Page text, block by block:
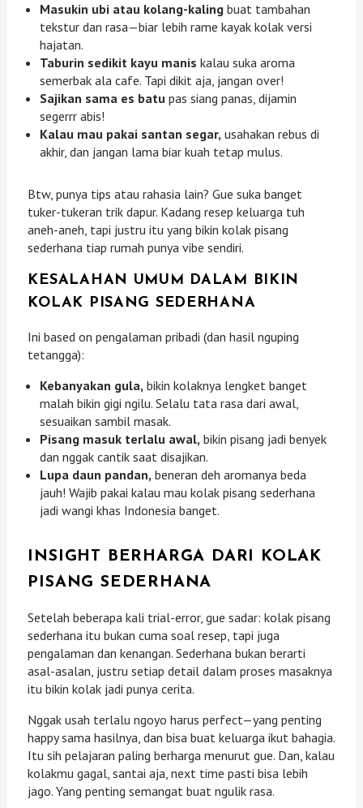
Masukin ubi atau kolang-kaling buat tambahan
tekstur dan rasa—biar lebih rame kayak kolak versi
hajatan.
Taburin sedikit kayu manis kalau suka aroma
semerbak ala cafe. Tapi dikit aja, jangan over!
Sajikan sama es batu pas siang panas, dijamin
segerrr abis!
Kalau mau pakai santan segar, usahakan rebus di
akhir, dan jangan lama biar kuah tetap mulus.
Btw, punya tips atau rahasia lain? Gue suka banget
tuker-tukeran trik dapur. Kadang resep keluarga tuh
aneh-aneh, tapi justru itu yang bikin kolak pisang
sederhana tiap rumah punya vibe sendiri.
KESALAHAN UMUM DALAM BIKIN
KOLAK PISANG SEDERHANA
Ini based on pengalaman pribadi (dan hasil nguping
tetangga):
Kebanyakan gula, bikin kolaknya lengket banget
malah bikin gigi ngilu. Selalu tata rasa dari awal,
sesuaikan sambil masak.
Pisang masuk terlalu awal, bikin pisang jadi benyek
dan nggak cantik saat disajikan.
Lupa daun pandan, beneran deh aromanya beda
jauh! Wajib pakai kalau mau kolak pisang sederhana
jadi wangi khas Indonesia banget.
INSIGHT BERHARGA DARI KOLAK
PISANG SEDERHANA
Setelah beberapa kali trial-error, gue sadar: kolak pisang
sederhana itu bukan cuma soal resep, tapi juga
pengalaman dan kenangan. Sederhana bukan berarti
asal-asalan, justru setiap detail dalam proses masaknya
itu bikin kolak jadi punya cerita.
Nggak usah terlalu ngoyo harus perfect—yang penting
happy sama hasilnya, dan bisa buat keluarga ikut bahagia.
Itu sih pelajaran paling berharga menurut gue. Dan, kalau
kolakmu gagal, santai aja, next time pasti bisa lebih
jago. Yang penting semangat buat ngulik rasa.